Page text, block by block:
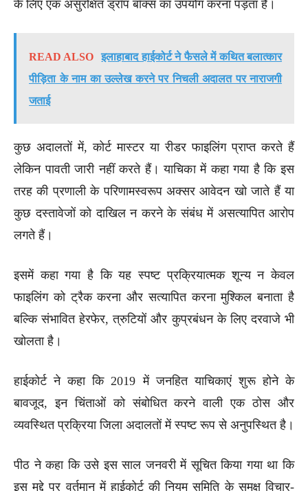
के लिए एक असुरक्षित ड्रॉप बॉक्स का उपयोग करना पड़ता है।
READ ALSO
इलाहाबाद हाईकोर्ट ने फैसले में कथित बलात्कार
पीड़िता के नाम का उल्लेख करने पर निचली अदालत पर नाराजगी
जताई
कुछ अदालतों में, कोर्ट मास्टर या रीडर फाइलिंग प्राप्त करते हैं
लेकिन पावती जारी नहीं करते हैं। याचिका में कहा गया है कि इस
तरह की प्रणाली के परिणामस्वरूप अक्सर आवेदन खो जाते हैं या
कुछ दस्तावेजों को दाखिल न करने के संबंध में असत्यापित आरोप
लगते हैं।
इसमें कहा गया है कि यह स्पष्ट प्रक्रियात्मक शून्य न केवल
फाइलिंग को ट्रैक करना और सत्यापित करना मुश्किल बनाता है
बल्कि संभावित हेरफेर, त्रुटियों और कुप्रबंधन के लिए दरवाजे भी
खोलता है।
हाईकोर्ट ने कहा कि 2019 में जनहित याचिकाएं शुरू होने के
बावजूद, इन चिंताओं को संबोधित करने वाली एक ठोस और
व्यवस्थित प्रक्रिया जिला अदालतों में स्पष्ट रूप से अनुपस्थित है।
पीठ ने कहा कि उसे इस साल जनवरी में सूचित किया गया था कि
इस मुद्दे पर वर्तमान में हाईकोर्ट की नियम समिति के समक्ष विचार-